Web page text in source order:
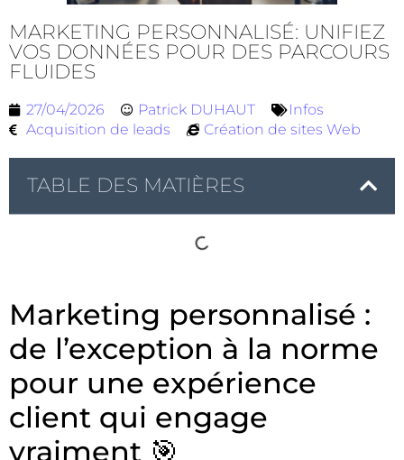
MARKETING PERSONNALISÉ: UNIFIEZ
VOS DONNÉES POUR DES PARCOURS
FLUIDES
27/04/2026 Patrick DUHAUT
Infos
Acquisition de leads
Création de sites Web
TABLE DES MATIÈRES
Marketing personnalisé :
de l’exception à la norme
pour une expérience
client qui engage
vraiment 🎯